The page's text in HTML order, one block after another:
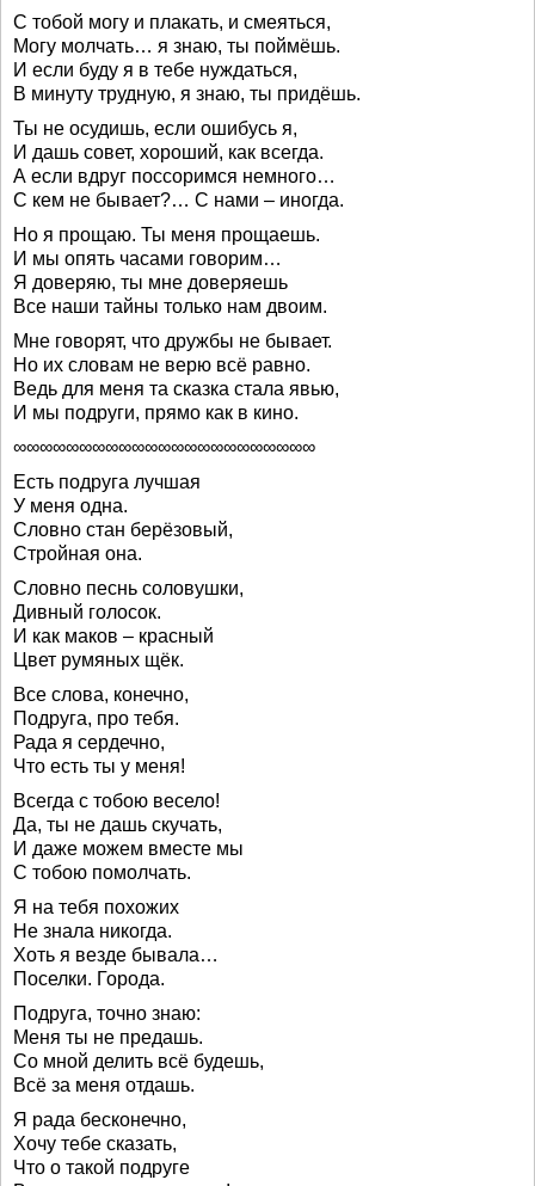
С тобой могу и плакать, и смеяться,
Могу молчать… я знаю, ты поймёшь.
И если буду я в тебе нуждаться,
В минуту трудную, я знаю, ты придёшь.
Ты не осудишь, если ошибусь я,
И дашь совет, хороший, как всегда.
А если вдруг поссоримся немного…
С кем не бывает?… C нами – иногда.
Но я прощаю. Ты меня прощаешь.
И мы опять часами говорим…
Я доверяю, ты мне доверяешь
Все наши тайны только нам двоим.
Мне говорят, что дружбы не бывает.
Но их словам не верю всё равно.
Ведь для меня та сказка стала явью,
И мы подруги, прямо как в кино.
∞∞∞∞∞∞∞∞∞∞∞∞∞∞∞∞∞∞∞∞∞∞∞
Есть подруга лучшая
У меня одна.
Словно стан берёзовый,
Стройная она.
Словно песнь соловушки,
Дивный голосок.
И как маков – красный
Цвет румяных щёк.
Все слова, конечно,
Подруга, про тебя.
Рада я сердечно,
Что есть ты у меня!
Всегда с тобою весело!
Да, ты не дашь скучать,
И даже можем вместе мы
С тобою помолчать.
Я на тебя похожих
Не знала никогда.
Хоть я везде бывала…
Поселки. Города.
Подруга, точно знаю:
Меня ты не предашь.
Со мной делить всё будешь,
Всё за меня отдашь.
Я рада бесконечно,
Хочу тебе сказать,
Что о такой подруге